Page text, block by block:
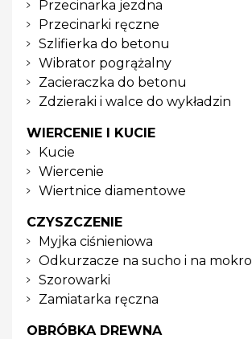
Przecinarka jezdna
Przecinarki ręczne
Szlifierka do betonu
Wibrator pogrążalny
Zacieraczka do betonu
Zdzieraki i walce do wykładzin
WIERCENIE I KUCIE
Kucie
Wiercenie
Wiertnice diamentowe
CZYSZCZENIE
Myjka ciśnieniowa
Odkurzacze na sucho i na mokro
Szorowarki
Zamiatarka ręczna
OBRÓBKA DREWNA